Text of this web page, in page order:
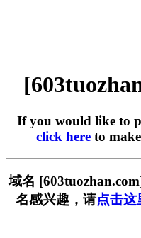
If you would like to
click here to
域名
名感兴趣，请点击这